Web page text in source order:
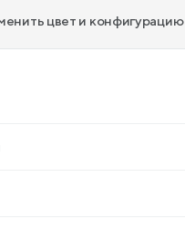
цвет и конфигурацию